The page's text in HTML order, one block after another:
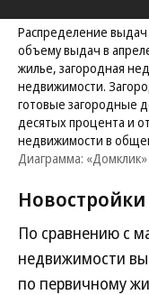
Распределение выдач
объему выдач в
жилье, загородная
недвижимости.
готовые загородные
десятых процента и
недвижимости в
Диаграмма: «Домклик»
Новостройки
По сравнению с
недвижимости
по первичному